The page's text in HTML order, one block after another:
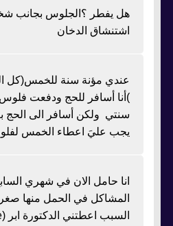
هل يفطر ؟الجلوس بجانب
اشتنشاق الدخان
عندي مؤنة سنة للخمس(كل
)أنا أسافر للحج ودفعت
سنتي ولكن أسافر الى الحج
يجب عليَ اعطاء الخمس
انا حامل الان في شهري
المشاكل في الحمل منها صغر